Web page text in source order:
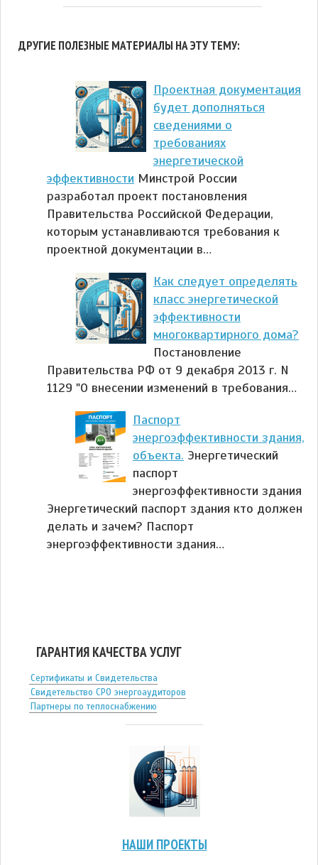
ДРУГИЕ ПОЛЕЗНЫЕ МАТЕРИАЛЫ НА ЭТУ ТЕМУ:
Проектная документация
будет дополняться
сведениями о
требованиях
энергетической
эффективности Минстрой России
разработал проект постановления
Правительства Российской Федерации,
которым устанавливаются требования к
проектной документации в…
Как следует определять
класс энергетической
эффективности
многоквартирного дома?
Постановление
Правительства РФ от 9 декабря 2013 г. N
1129 "О внесении изменений в требования…
Паспорт
энергоэффективности здания,
объекта. Энергетический
паспорт
энергоэффективности здания
Энергетический паспорт здания кто должен
делать и зачем? Паспорт
энергоэффективности здания…
ГАРАНТИЯ КАЧЕСТВА УСЛУГ
Сертификаты и Свидетельства
Свидетельство СРО энергоаудиторов
Партнеры по теплоснабжению
НАШИ ПРОЕКТЫ